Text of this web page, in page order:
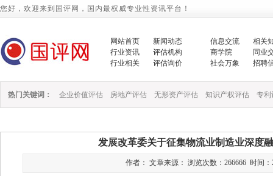
您好，欢迎来到国评网，国内最权威专业性资讯平台！
网站首页
新闻动态
行业资讯
评估机构
行业相关
评估询价
信息交流
相关
商学院
同业
社会万象
招聘
热门关键词： 企业价值评估 房地产评估 无形资产评估 知识产权评估 专利
发展改革委关于征集物流业制造业深度
作者： 文章来源： 浏览次数：266666 时间：